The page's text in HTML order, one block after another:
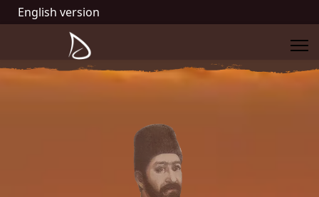
English version